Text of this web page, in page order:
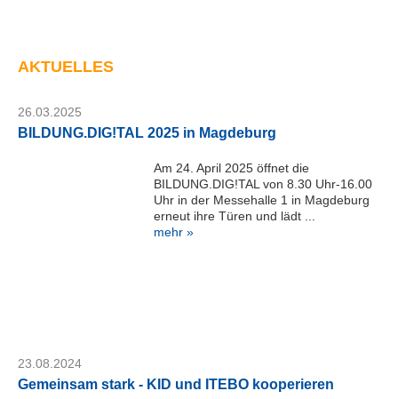
AKTUELLES
26.03.2025
BILDUNG.DIG!TAL 2025 in Magdeburg
Am 24. April 2025 öffnet die
BILDUNG.DIG!TAL von 8.30 Uhr-16.00
Uhr in der Messehalle 1 in Magdeburg
erneut ihre Türen und lädt ...
mehr »
23.08.2024
Gemeinsam stark - KID und ITEBO kooperieren